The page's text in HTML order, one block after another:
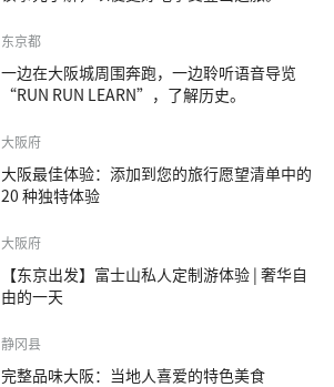
东京都
一边在大阪城周围奔跑，一边聆听语音导览
“RUN RUN LEARN”，了解历史。
大阪府
大阪最佳体验：添加到您的旅行愿望清单中的
20 种独特体验
大阪府
【东京出发】富士山私人定制游体验 | 奢华自
由的一天
静冈县
完整品味大阪：当地人喜爱的特色美食